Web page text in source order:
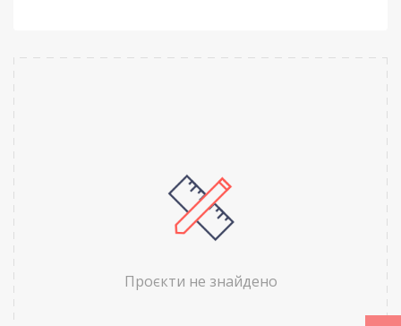
Проєкти не знайдено